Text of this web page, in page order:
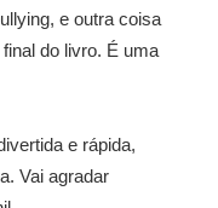
e outra coisa
do livro. É uma
e rápida,
Vai agradar